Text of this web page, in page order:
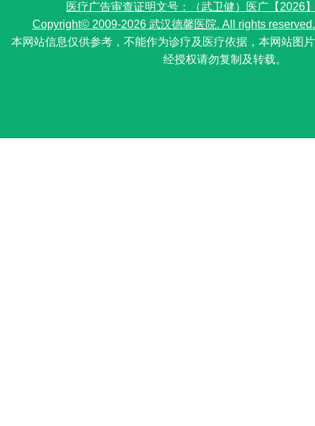
医疗广告审查证明文号：（武卫健）医广【2026
Copyright© 2009-2026 武汉德馨医院. All rights reserved.
本网站信息仅供参考，不能作为诊疗及医疗依据，本网站图
经授权请勿复制及转载。